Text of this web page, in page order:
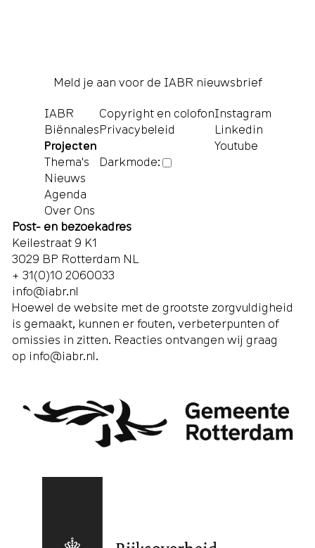
Meld je aan voor de IABR nieuwsbrief
IABR
Biënnales
Projecten
Thema's
Nieuws
Agenda
Over Ons
Copyright en colofon
Privacybeleid
Darkmode:
Instagram
Linkedin
Youtube
Post- en bezoekadres
Keilestraat 9 K1
3029 BP Rotterdam NL
+ 31(0)10 2060033
info@iabr.nl
Hoewel de website met de grootste zorgvuldigheid
is gemaakt, kunnen er fouten, verbeterpunten of
omissies in zitten. Reacties ontvangen wij graag
op info@iabr.nl.